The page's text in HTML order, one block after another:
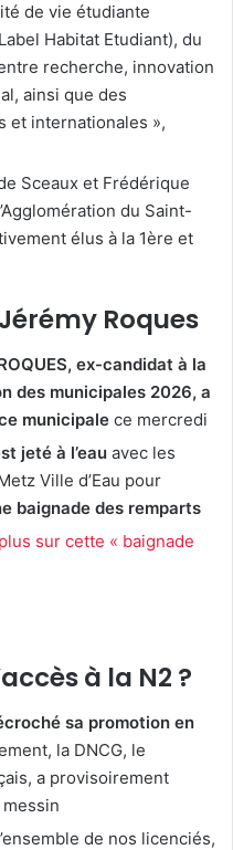
de vie étudiante
Habitat Etudiant), du
recherche, innovation
ainsi que des
et internationales »,
Sceaux et Frédérique
du Saint-
élus à la 1ère et
Roques
ex-candidat à la
des municipales 2026, a
municipale ce mercredi
jeté à l’eau avec les
Ville d’Eau pour
baignade des remparts
sur cette « baignade
à la N2 ?
sa promotion en
la DNCG, le
a provisoirement
de nos licenciés,